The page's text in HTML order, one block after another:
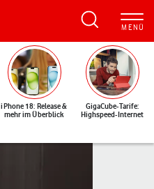
iPhone 18: Release &
mehr im Überblick
GigaCube-Tarife:
Highspeed-Internet